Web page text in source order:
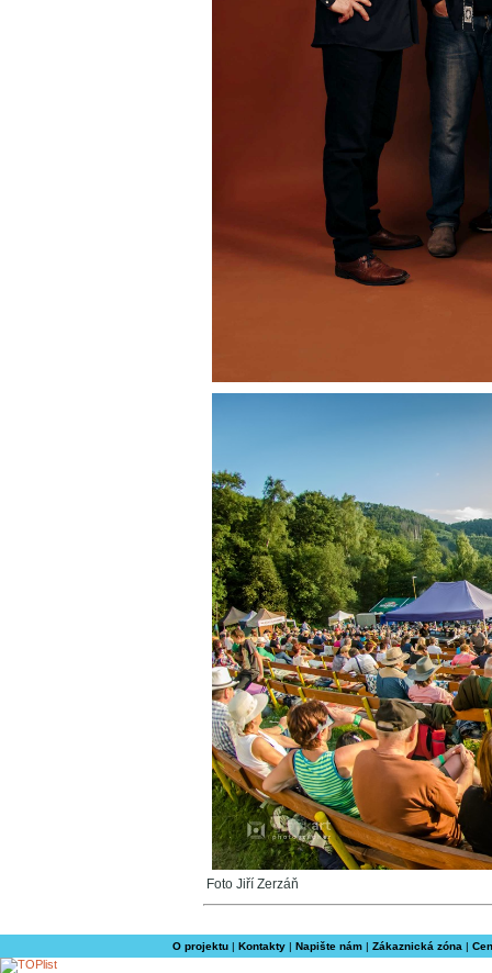
Foto Jiří Zerzáň
O projektu| Kontakty| Napište nám| Zákaznická zóna |